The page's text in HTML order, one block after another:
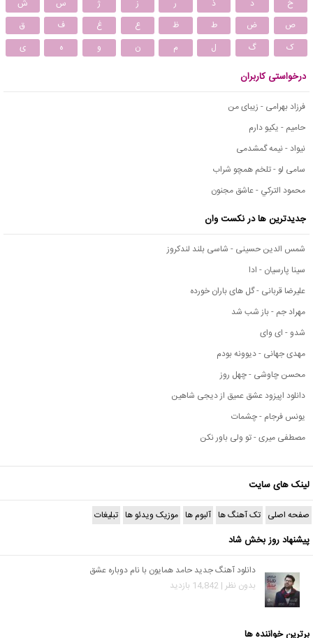
خ
د ذ ر ز ژ س
ش
ص
ض ط ظ ع غ ف
ق
ک
گ ل م ن و ه ی
درخواستی کاربران
فرزاد بهرامی - زیبای من
حامیم - یکیو دارم
نیواد - نیمه گمشدمی
سامی لو - تلخم همچو شراب
محمود التركي - عاشق مجنون
جدیدترین ها در نکست وان
شمس الدین حسینی - شاسی بلند لندکروز
سینا پارسیان - ادا
علیرضا قربانی - گل های باران خورده
مهراد جم - باز شب شد
شدو - ای وای
مهدی جهانی - دیوونه بودم
محسن چاوشی - چهل روز
دانلود اپیزود عشق عمیق از دیجی شاهین
یونس فرجام - چشمات
مصطفی میری - تو ولی باور نکن
لینک های سایت
صفحه اصلی تک آهنگ ها آلبوم ها موزیک ویدئو ها تبلیغات
پیشنهاد روز بخش شاد
دانلود آهنگ جدید حامد همایون با نام دوباره عشق
بدون نظر | 14,842 بازدید
برترین خواننده ها